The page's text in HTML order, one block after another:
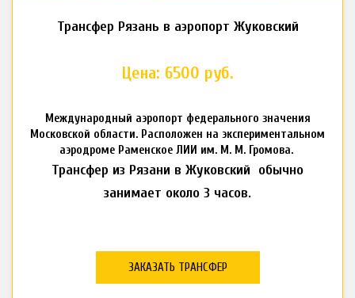
Трансфер Рязань в аэропорт Жуковский
Цена: 6500 руб.
Международный аэропорт федерального значения
Московской области. Расположен на экспериментальном
аэродроме Раменское ЛИИ им. М. М. Громова.
Трансфер из Рязани в Жуковский обычно
занимает около 3 часов.
ЗАКАЗАТЬ ТРАНСФЕР